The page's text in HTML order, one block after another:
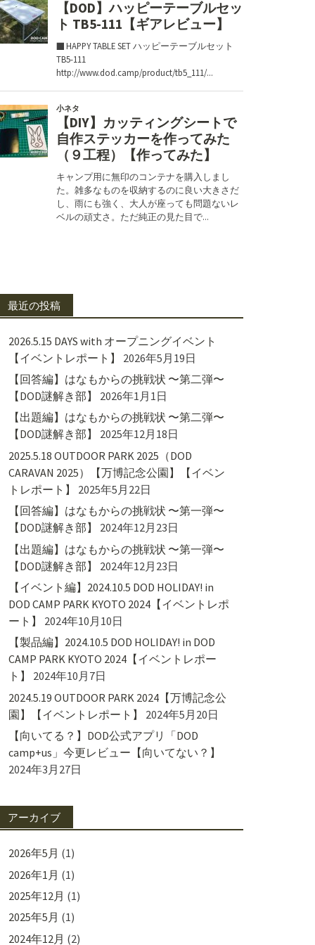
最近の投稿
2026.5.15 DAYS with オープニングイベント
【イベントレポート】
2026年5月19日
【回答編】はなもからの挑戦状 〜第二弾〜
【DOD謎解き部】
2026年1月1日
【出題編】はなもからの挑戦状 〜第二弾〜
【DOD謎解き部】
2025年12月18日
2025.5.18 OUTDOOR PARK 2025（DOD
CARAVAN 2025）【万博記念公園】【イベン
トレポート】
2025年5月22日
【回答編】はなもからの挑戦状 〜第一弾〜
【DOD謎解き部】
2024年12月23日
【出題編】はなもからの挑戦状 〜第一弾〜
【DOD謎解き部】
2024年12月23日
【イベント編】2024.10.5 DOD HOLIDAY! in
DOD CAMP PARK KYOTO 2024【イベントレポ
ート】
2024年10月10日
【製品編】2024.10.5 DOD HOLIDAY! in DOD
CAMP PARK KYOTO 2024【イベントレポー
ト】
2024年10月7日
2024.5.19 OUTDOOR PARK 2024【万博記念公
園】【イベントレポート】
2024年5月20日
【向いてる？】DOD公式アプリ「DOD
camp+us」今更レビュー【向いてない？】
2024年3月27日
アーカイブ
2026年5月 (1)
2026年1月 (1)
2025年12月 (1)
2025年5月 (1)
2024年12月 (2)